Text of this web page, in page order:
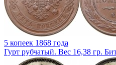
5 копеек 1868 года
Гурт рубчатый. Вес 16,38 гр.